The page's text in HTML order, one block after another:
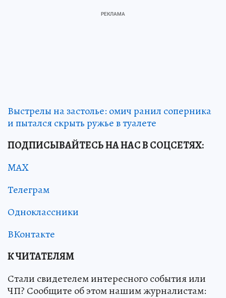
Выстрелы на застолье: омич ранил соперника
и пытался скрыть ружье в туалете
ПОДПИСЫВАЙТЕСЬ НА НАС В СОЦСЕТЯХ:
MAX
Телеграм
Одноклассники
ВКонтакте
К ЧИТАТЕЛЯМ
Стали свидетелем интересного события или
ЧП? Сообщите об этом нашим журналистам: